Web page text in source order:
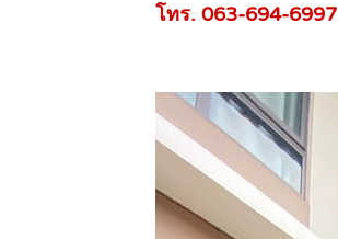
โทร. 063-694-6997